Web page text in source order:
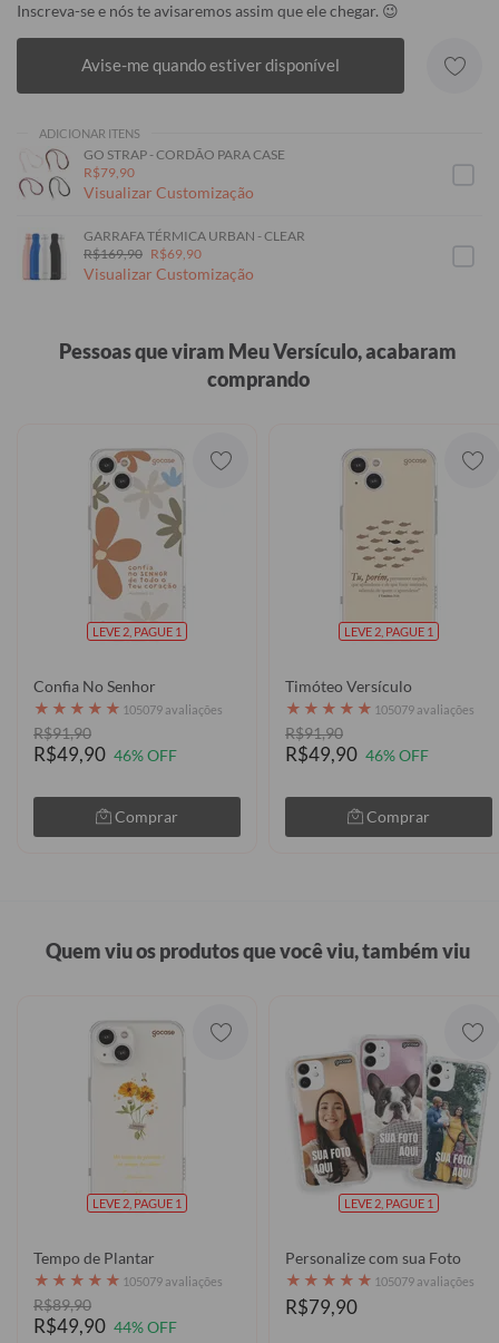
Inscreva-se e nós te avisaremos assim que ele chegar. 😉
Avise-me quando estiver disponível
ADICIONAR ITENS
GO STRAP - CORDÃO PARA CASE
R$79,90
Visualizar Customização
GARRAFA TÉRMICA URBAN - CLEAR
R$169,90 R$69,90
Visualizar Customização
Pessoas que viram Meu Versículo, acabaram
comprando
LEVE 2, PAGUE 1
Confia No Senhor
★ ★ ★ ★ ★ 105079 avaliações
R$91,90
R$49,90 46% OFF
Comprar
LEVE 2, PAGUE 1
Timóteo Versículo
★ ★ ★ ★ ★ 105079 avaliações
R$91,90
R$49,90 46% OFF
Comprar
Quem viu os produtos que você viu, também viu
LEVE 2, PAGUE 1
Tempo de Plantar
★ ★ ★ ★ ★ 105079 avaliações
R$89,90
R$49,90 44% OFF
LEVE 2, PAGUE 1
Personalize com sua Foto
★ ★ ★ ★ ★ 105079 avaliações
R$79,90